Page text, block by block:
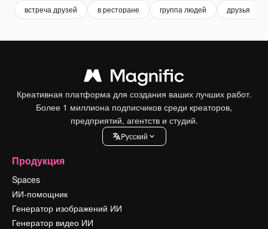
встреча друзей в ресторане группа людей друзья
Креативная платформа для создания ваших лучших работ.
Более 1 миллиона подписчиков среди креаторов,
предприятий, агентств и студий.
Pусский
Продукция
Spaces
ИИ-помощник
Генератор изображений ИИ
Генератор видео ИИ